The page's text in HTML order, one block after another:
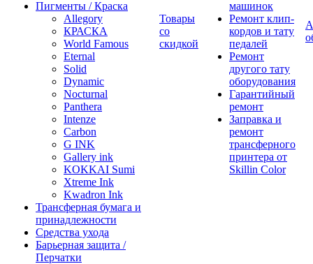
Пигменты / Краска
Allegory
КРАСКА
World Famous
Eternal
Solid
Dynamic
Nocturnal
Panthera
Intenze
Carbon
G INK
Gallery ink
KOKKAI Sumi
Xtreme Ink
Kwadron Ink
Трансферная бумага и
принадлежности
Средства ухода
Барьерная защита /
Перчатки
Товары
со
скидкой
машинок
Ремонт клип-
кордов и тату
педалей
Ремонт
другого тату
оборудования
Гарантийный
ремонт
Заправка и
ремонт
трансферного
принтера от
Skillin Color